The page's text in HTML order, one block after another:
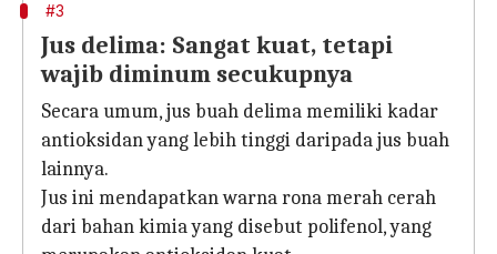
#3
Jus delima: Sangat kuat, tetapi
wajib diminum secukupnya
Secara umum, jus buah delima memiliki kadar
antioksidan yang lebih tinggi daripada jus buah
lainnya.
Jus ini mendapatkan warna rona merah cerah
dari bahan kimia yang disebut polifenol, yang